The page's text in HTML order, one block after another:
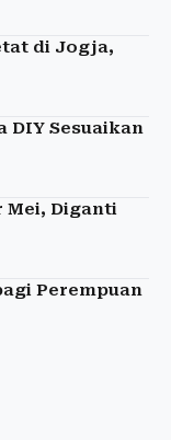
di Jogja,
DIY Sesuaikan
Mei, Diganti
Perempuan